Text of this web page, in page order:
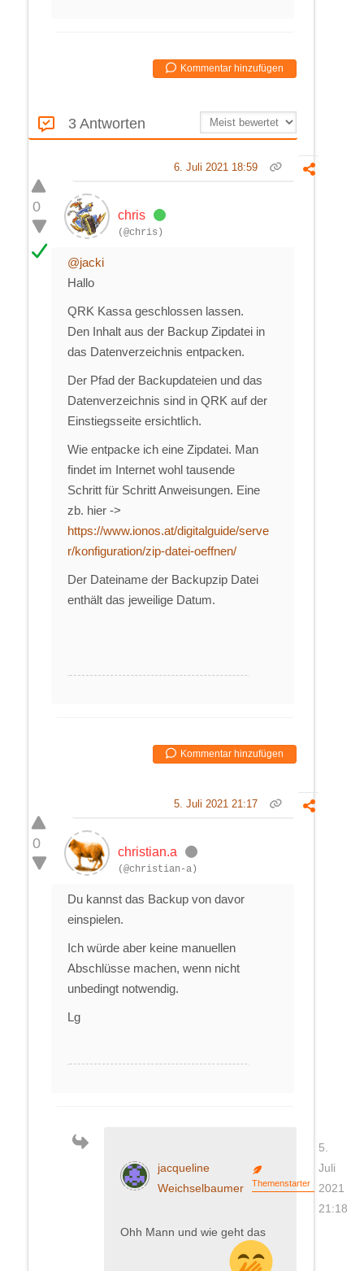
Kommentar hinzufügen
3 Antworten
0
6. Juli 2021 18:59
chris
(@chris)
@jacki
Hallo
QRK Kassa geschlossen lassen.
Den Inhalt aus der Backup Zipdatei in
das Datenverzeichnis entpacken.
Der Pfad der Backupdateien und das
Datenverzeichnis sind in QRK auf der
Einstiegsseite ersichtlich.
Wie entpacke ich eine Zipdatei. Man
findet im Internet wohl tausende
Schritt für Schritt Anweisungen. Eine
zb. hier ->
https://www.ionos.at/digitalguide/serve
r/konfiguration/zip-datei-oeffnen/
Der Dateiname der Backupzip Datei
enthält das jeweilige Datum.
Kommentar hinzufügen
0
5. Juli 2021 21:17
christian.a
(@christian-a)
Du kannst das Backup von davor
einspielen.
Ich würde aber keine manuellen
Abschlüsse machen, wenn nicht
unbedingt notwendig.
Lg
jacqueline
Weichselbaumer
Themenstarter
5.
Juli
2021
21:18
Ohh Mann und wie geht das